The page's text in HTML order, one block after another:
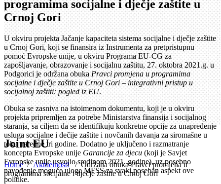
Joint EU
Home/Aktuelnosti /Održana obuka Pravci promjena u
programima socijalne i dječje zaštite u Crnoj Gori
programima socijalne i dječje zaštite u
Crnoj Gori
U okviru projekta Jačanje kapaciteta sistema socijalne i dječje zaštite
u Crnoj Gori, koji se finansira iz Instrumenta za pretpristupnu
pomoć Evropske unije, u okviru Programa EU-CG za
zapošljavanje, obrazovanje i socijalnu zaštitu, 27. oktobra 2021.g. u
Podgorici je održana obukaPravci promjena u programima
socijalne i dječje zaštite u Crnoj Gori – integrativni pristup u
socijalnoj zaštiti: pogled iz EU.
Obuka se zasniva na istoimenom dokumentu, koji je u okviru
projekta pripremljen za potrebe Ministarstva finansija i socijalnog
staranja, sa ciljem da se identifikuju konkretne opcije za unapređenje
usluga socijalne i dečije zaštite i novčanih davanja za siromašne u
toku naredne tri godine. Dodatno je uključeno i razmatranje
koncepta Evropske unije Garancije za djecu (koji je Savjet
Evropske unije usvojio sredinom 2021. godine), uz posebno
navođenje moguće uloge MFSS za svaki poseban aspekt ove
politike.